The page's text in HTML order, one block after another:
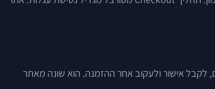
לקבל אישור ולעקוב אחר ההזמנה. הוא שונה מאתר